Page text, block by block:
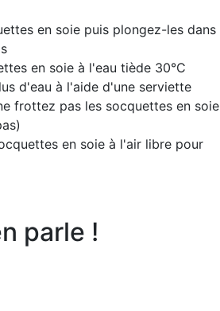
en soie puis plongez-les dans
en soie à l'eau tiède 30°C
d'eau à l'aide d'une serviette
frottez pas les socquettes en soie
en soie à l'air libre pour
parle !